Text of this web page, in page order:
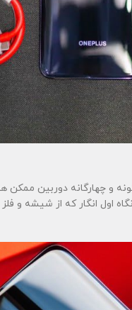
انگار که از شیشه و